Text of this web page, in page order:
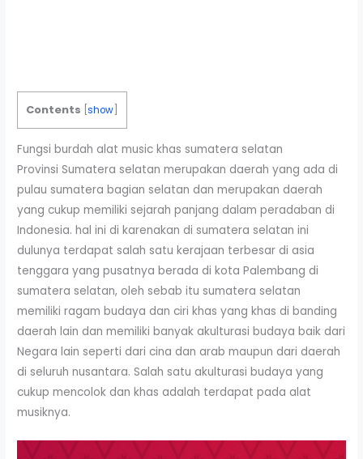
Contents [show
Fungsi burdah alat music khas sumatera selatan
Provinsi Sumatera selatan merupakan daerah yang ada di
pulau sumatera bagian selatan dan merupakan daerah
yang cukup memiliki sejarah panjang dalam peradaban di
Indonesia. hal ini di karenakan di sumatera selatan ini
dulunya terdapat salah satu kerajaan terbesar di asia
tenggara yang pusatnya berada di kota Palembang di
sumatera selatan, oleh sebab itu sumatera selatan
memiliki ragam budaya dan ciri khas yang khas di banding
daerah lain dan memiliki banyak akulturasi budaya baik dari
Negara lain seperti dari cina dan arab maupun dari daerah
di seluruh nusantara. Salah satu akulturasi budaya yang
cukup mencolok dan khas adalah terdapat pada alat
musiknya.